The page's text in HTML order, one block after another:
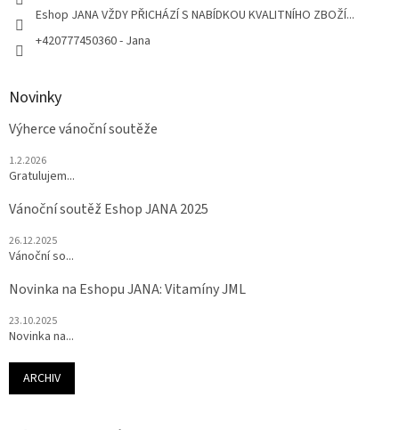
Eshop JANA VŽDY PŘICHÁZÍ S NABÍDKOU KVALITNÍHO ZBOŽÍ...
+420777450360 - Jana
Novinky
Výherce vánoční soutěže
1.2.2026
Gratulujem...
Vánoční soutěž Eshop JANA 2025
26.12.2025
Vánoční so...
Novinka na Eshopu JANA: Vitamíny JML
23.10.2025
Novinka na...
ARCHIV